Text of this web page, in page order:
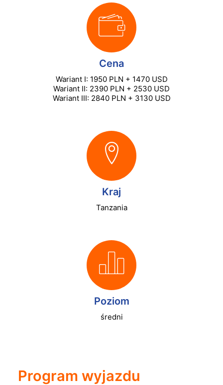
Cena
Wariant I: 1950 PLN + 1470 USD
Wariant II: 2390 PLN + 2530 USD
Wariant III: 2840 PLN + 3130 USD
Kraj
Tanzania
Poziom
średni
Program wyjazdu